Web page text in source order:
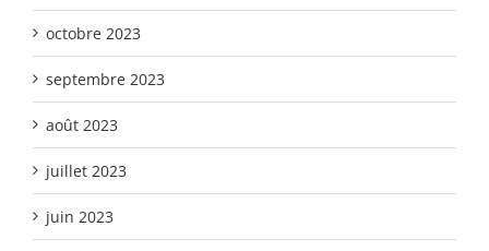
octobre 2023
septembre 2023
août 2023
juillet 2023
juin 2023